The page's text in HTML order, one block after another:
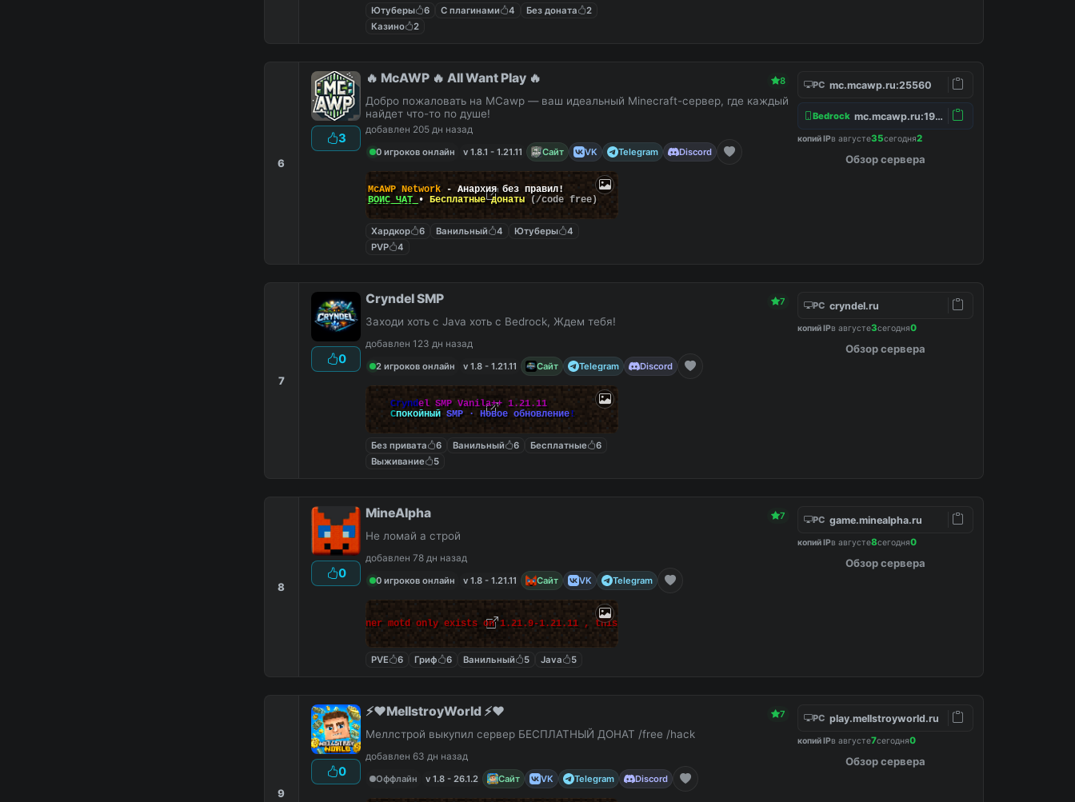
Ютуберы 6 С плагинами 4 Без доната
2
Казино
2
6
3
🔥 McAWP 🔥 All Want Play 🔥 8
Добро пожаловать на MCawp — ваш идеальный Minecraft-сервер, где каждый
найдет что-то по душе!
добавлен 205 дн назад
0 игроков онлайн
v 1.8.1 - 1.21.11 Сайт VK Telegram Discord
McAWP Network - Анархия без правил!
ВОЙС ЧАТ
• Бесплатные донаты (/code free)
Хардкор 6 Ванильный 4 Ютуберы
4
PVP
4
PC mc.mcawp.ru:25560
Bedrock mc.mcawp.ru:19132
копий IPв августе35сегодня2
Обзор сервера
7
0
Cryndel SMP 7
Заходи хоть с Java хоть с Bedrock, Ждем тебя!
добавлен 123 дн назад
2 игроков онлайн
v 1.8 - 1.21.11 Сайт Telegram Discord
Cryndel SMP Vanila++ 1.21.11
Спокойный SMP · Новое обновление!
Без привата 6 Ванильный 6 Бесплатные
6
Выживание
5
PC cryndel.ru
копий IPв августе3сегодня0
Обзор сервера
8
0
MineAlpha 7
Не ломай а строй
добавлен 78 дн назад
0 игроков онлайн
v 1.8 - 1.21.11 Сайт VK Telegram
the minecraft feature that makes banner motd only exists on 1.21.9-1.21.11 , this massage can be edited in config.
PVE 6 Гриф 6 Ванильный 5 Java 5
PC game.minealpha.ru
копий IPв августе8сегодня0
Обзор сервера
9
0
⚡️❤️MellstroyWorld ⚡️❤️ 7
Меллстрой выкупил сервер БЕСПЛАТНЫЙ ДОНАТ /free /hack
добавлен 63 дн назад
Оффлайн
v 1.8 - 26.1.2 Сайт VK Telegram Discord
PC play.mellstroyworld.ru
копий IPв августе7сегодня0
Обзор сервера